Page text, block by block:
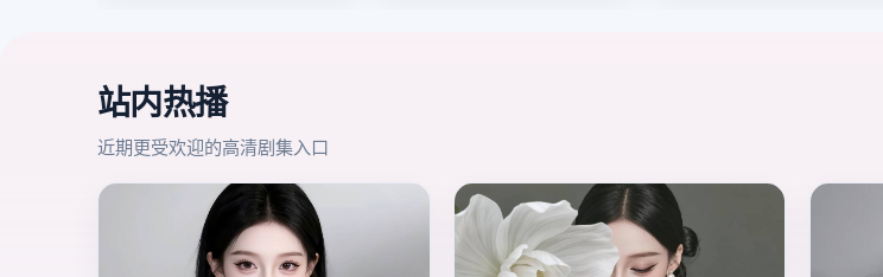
站内热播
近期更受欢迎的高清剧集入口